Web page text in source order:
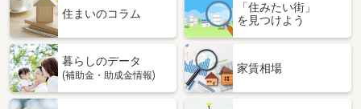
住まいのコラム
「住みたい街」
を見つけよう
暮らしのデータ
(補助金・助成金情報)
家賃相場